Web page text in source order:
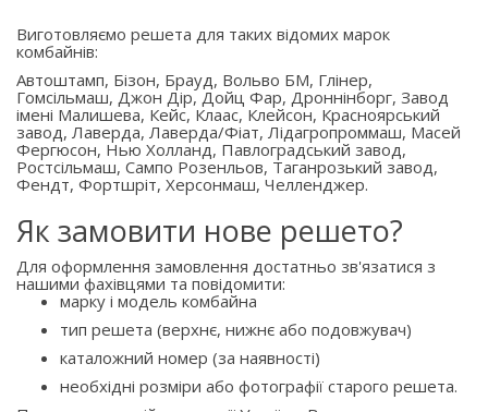
Виготовляємо решета для таких відомих марок
комбайнів:
Автоштамп, Бізон, Брауд, Вольво БМ, Глінер,
Гомсільмаш, Джон Дір, Дойц Фар, Дроннінборг, Завод
імені Малишева, Кейс, Клаас, Клейсон, Красноярський
завод, Лаверда, Лаверда/Фіат, Лідагропроммаш, Масей
Фергюсон, Нью Холланд, Павлоградський завод,
Ростсільмаш, Сампо Розенльов, Таганрозький завод,
Фендт, Фортшріт, Херсонмаш, Челленджер.
Як замовити нове решето?
Для оформлення замовлення достатньо зв'язатися з
нашими фахівцями та повідомити:
марку і модель комбайна
тип решета (верхнє, нижнє або подовжувач)
каталожний номер (за наявності)
необхідні розміри або фотографії старого решета.